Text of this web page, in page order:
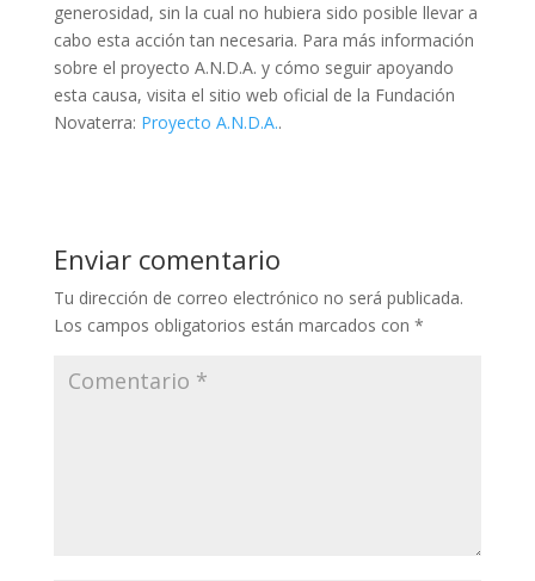
generosidad, sin la cual no hubiera sido posible llevar a
cabo esta acción tan necesaria. Para más información
sobre el proyecto A.N.D.A. y cómo seguir apoyando
esta causa, visita el sitio web oficial de la Fundación
Novaterra: Proyecto A.N.D.A..
Enviar comentario
Tu dirección de correo electrónico no será publicada.
Los campos obligatorios están marcados con *